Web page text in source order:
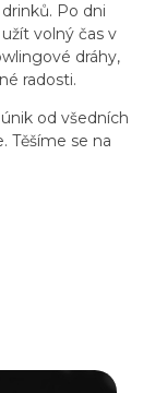
Po dni
volný čas v
dráhy,
radosti.
od všedních
Těšíme se na